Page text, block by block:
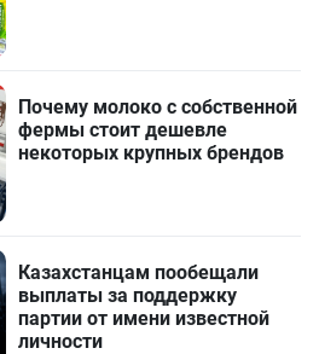
Почему молоко с собственной
фермы стоит дешевле
некоторых крупных брендов
Казахстанцам пообещали
выплаты за поддержку
партии от имени известной
личности